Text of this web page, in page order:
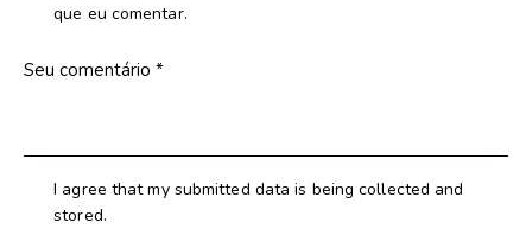
que eu comentar.
I agree that my submitted data is being collected and
stored.